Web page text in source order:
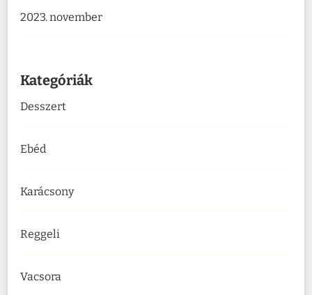
2023. november
Kategóriák
Desszert
Ebéd
Karácsony
Reggeli
Vacsora